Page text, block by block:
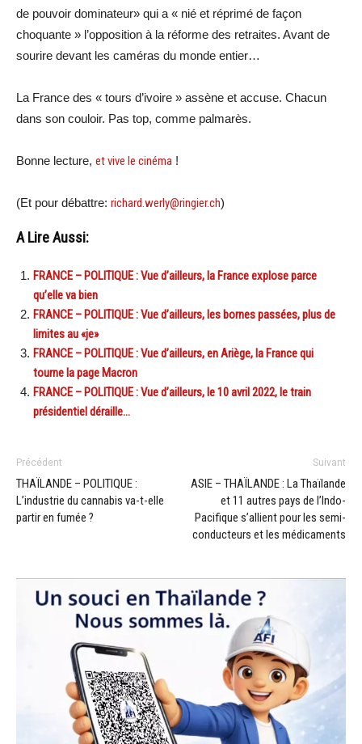
de pouvoir dominateur» qui a « nié et réprimé de façon
choquante » l’opposition à la réforme des retraites. Avant de
sourire devant les caméras du monde entier…
La France des « tours d’ivoire » assène et accuse. Chacun
dans son couloir. Pas top, comme palmarès.
Bonne lecture, et vive le cinéma !
(Et pour débattre: richard.werly@ringier.ch)
A Lire Aussi:
FRANCE – POLITIQUE : Vue d’ailleurs, la France explose parce
qu’elle va bien
FRANCE – POLITIQUE : Vue d’ailleurs, les bornes passées, plus de
limites au «je»
FRANCE – POLITIQUE : Vue d’ailleurs, en Ariège, la France qui
tourne la page Macron
FRANCE – POLITIQUE : Vue d’ailleurs, le 10 avril 2022, le train
présidentiel déraille…
Précédent
THAÏLANDE – POLITIQUE :
L’industrie du cannabis va-t-elle
partir en fumée ?
Suivant
ASIE – THAÏLANDE : La Thaïlande
et 11 autres pays de l’Indo-
Pacifique s’allient pour les semi-
conducteurs et les médicaments